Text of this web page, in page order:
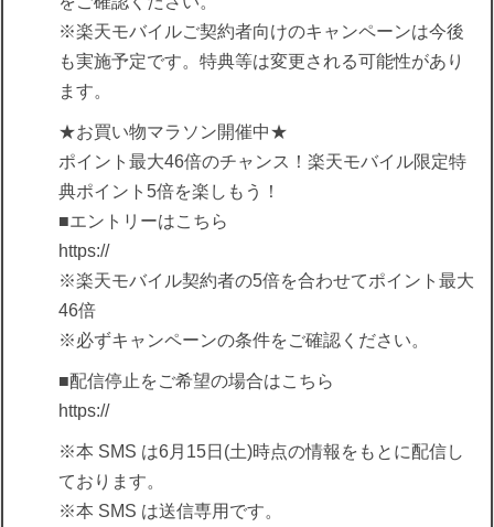
※楽天モバイルご契約者向けのキャンペーンは今後
も実施予定です。特典等は変更される可能性があり
ます。
★お買い物マラソン開催中★
ポイント最大46倍のチャンス！楽天モバイル限定特
典ポイント5倍を楽しもう！
■エントリーはこちら
https://
※楽天モバイル契約者の5倍を合わせてポイント最大
46倍
※必ずキャンペーンの条件をご確認ください。
■配信停止をご希望の場合はこちら
https://
※本 SMS は6月15日(土)時点の情報をもとに配信し
ております。
※本 SMS は送信専用です。